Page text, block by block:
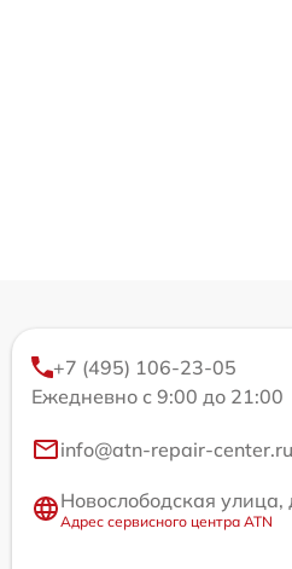
+7 (495) 106-23-05
Ежедневно с 9:00 до 21:00
info@atn-repair-center.ru
Новослободская улица,
Адрес сервисного центра ATN